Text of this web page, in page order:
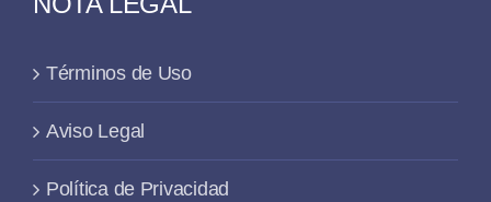
Términos de Uso
Aviso Legal
Política de Privacidad